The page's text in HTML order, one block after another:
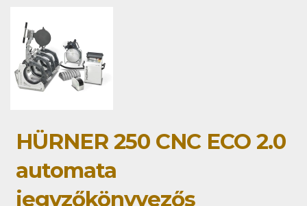
HÜRNER 250 CNC ECO 2.0
automata
jegyzőkönyvezős